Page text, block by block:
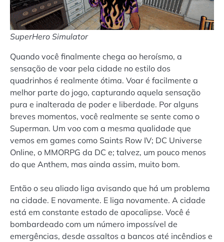
SuperHero Simulator
Quando você finalmente chega ao heroísmo, a
sensação de voar pela cidade no estilo dos
quadrinhos é realmente ótima. Voar é facilmente a
melhor parte do jogo, capturando aquela sensação
pura e inalterada de poder e liberdade. Por alguns
breves momentos, você realmente se sente como o
Superman. Um voo com a mesma qualidade que
vemos em games como Saints Row IV; DC Universe
Online, o MMORPG da DC e; talvez, um pouco menos
do que Anthem, mas ainda assim, muito bom.
Então o seu aliado liga avisando que há um problema
na cidade. E novamente. E liga novamente. A cidade
está em constante estado de apocalipse. Você é
bombardeado com um número impossível de
emergências, desde assaltos a bancos até incêndios e